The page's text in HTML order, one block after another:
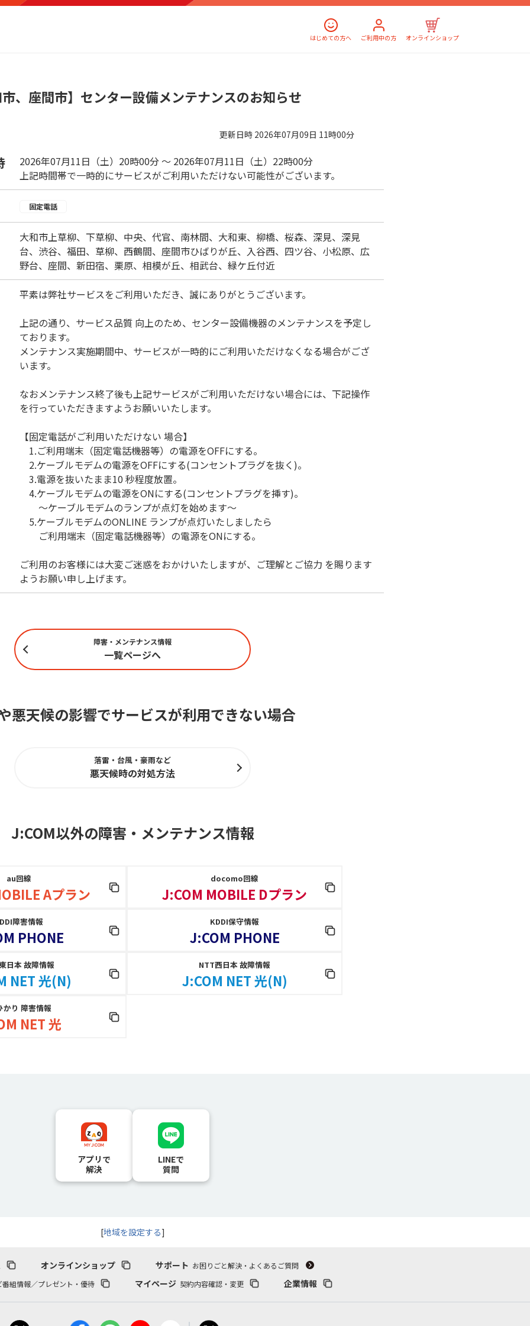
はじめての方へ ご利用中の方 オンラインショップ
、座間市】センター設備メンテナンスのお知らせ
更新日時 2026年07月09日 11時00分
2026年07月11日（土）20時00分 ～ 2026年07月11日（土）22時00分
上記時間帯で一時的にサービスがご利用いただけない可能性がございます。
固定電話
大和市上草柳、下草柳、中央、代官、南林間、大和東、柳橋、桜森、深見、深見
台、渋谷、福田、草柳、西鶴間、座間市ひばりが丘、入谷西、四ツ谷、小松原、広
野台、座間、新田宿、栗原、相模が丘、相武台、緑ケ丘付近
平素は弊社サービスをご利用いただき、誠にありがとうございます。
上記の通り、サービス品質 向上のため、センター設備機器のメンテナンスを予定し
ております。
メンテナンス実施期間中、サービスが一時的にご利用いただけなくなる場合がござ
います。
なおメンテナンス終了後も上記サービスがご利用いただけない場合には、下記操作
を行っていただきますようお願いいたします。
【固定電話がご利用いただけない 場合】
1.ご利用端末（固定電話機器等）の電源をOFFにする。
2.ケーブルモデムの電源をOFFにする(コンセントプラグを抜く)。
3.電源を抜いたまま10 秒程度放置。
4.ケーブルモデムの電源をONにする(コンセントプラグを挿す)。
～ケーブルモデムのランプが点灯を始めます～
5.ケーブルモデムのONLINE ランプが点灯いたしましたら
ご利用端末（固定電話機器等）の電源をONにする。
ご利用のお客様には大変ご迷惑をおかけいたしますが、ご理解とご協力 を賜ります
ようお願い申し上げます。
障害・メンテナンス情報
一覧ページへ
悪天候の影響でサービスが利用できない場合
落雷・台風・豪雨など
悪天候時の対処方法
J:COM以外の障害 ・ メンテナンス情報
au回線
Aプラン
docomo回線
J:COM MOBILE Dプラン
障害情報
PHONE
KDDI保守情報
J:COM PHONE
日本 故障情報
NET 光(N)
NTT西日本 故障情報
J:COM NET 光(N)
かり 障害情報
NET 光
アプリで
解決
LINEで
質問
[地域を設定する]
オンラインショップ サポート お困りごと解決・よくあるご質問
番組情報／プレゼント・優待
マイページ 契約内容確認・変更 企業情報